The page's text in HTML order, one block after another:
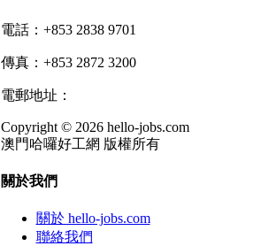
電話：+853 2838 9701
傳真：+853 2872 3200
電郵地址：
Copyright © 2026 hello-jobs.com
澳門哈囉好工網 版權所有
關於我們
關於 hello-jobs.com
聯絡我們